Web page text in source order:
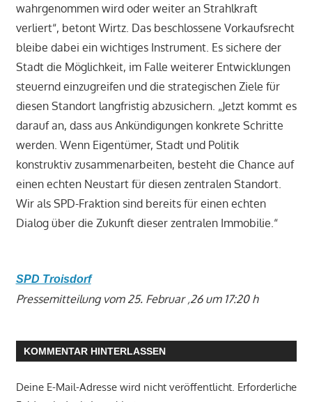
wahrgenommen wird oder weiter an Strahlkraft
verliert“, betont Wirtz. Das beschlossene Vorkaufsrecht
bleibe dabei ein wichtiges Instrument. Es sichere der
Stadt die Möglichkeit, im Falle weiterer Entwicklungen
steuernd einzugreifen und die strategischen Ziele für
diesen Standort langfristig abzusichern. „Jetzt kommt es
darauf an, dass aus Ankündigungen konkrete Schritte
werden. Wenn Eigentümer, Stadt und Politik
konstruktiv zusammenarbeiten, besteht die Chance auf
einen echten Neustart für diesen zentralen Standort.
Wir als SPD-Fraktion sind bereits für einen echten
Dialog über die Zukunft dieser zentralen Immobilie.“
SPD Troisdorf
Pressemitteilung vom 25. Februar ‚26 um 17:20 h
KOMMENTAR HINTERLASSEN
Deine E-Mail-Adresse wird nicht veröffentlicht. Erforderliche